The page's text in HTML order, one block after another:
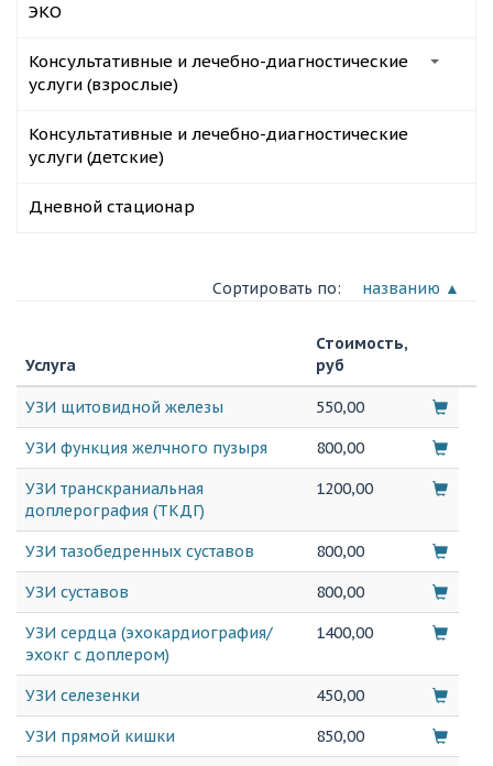
ЭКО
Консультативные и лечебно-диагностические
услуги (взрослые)
Консультативные и лечебно-диагностические
услуги (детские)
Дневной стационар
Сортировать по: названию ▲
Услуга
Стоимость,
руб
УЗИ щитовидной железы 550,00
УЗИ функция желчного пузыря 800,00
УЗИ транскраниальная
доплерография (ТКДГ)
1200,00
УЗИ тазобедренных суставов 800,00
УЗИ суставов 800,00
УЗИ сердца (эхокардиография/
эхокг с доплером)
1400,00
УЗИ селезенки 450,00
УЗИ прямой кишки 850,00